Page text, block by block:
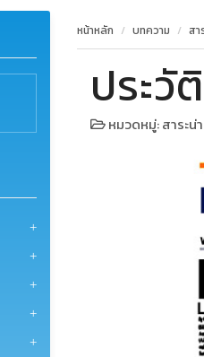
หน้าหลัก บทความ สา
ประวั
หมวดหมู่:สาระน่